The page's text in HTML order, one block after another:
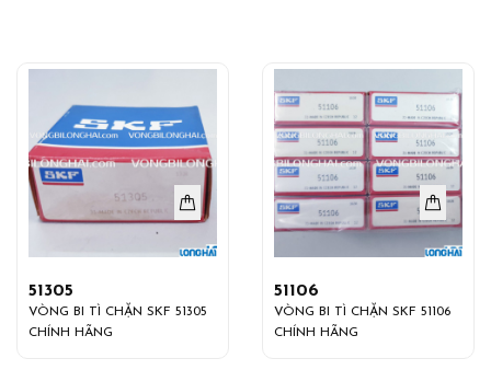
51305
VÒNG BI TÌ CHẶN SKF 51305
CHÍNH HÃNG
51106
VÒNG BI TÌ CHẶN SKF 51106
CHÍNH HÃNG